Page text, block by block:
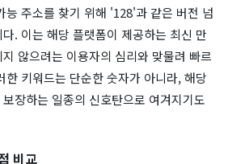
능 주소를 찾기 위해 '128'과 같은 버전 넘
. 이는 해당 플랫폼이 제공하는 최신 만
않으려는 이용자의 심리와 맞물려 빠르
한 키워드는 단순한 숫자가 아니라, 해당
장하는 일종의 신호탄으로 여겨지기도
비교